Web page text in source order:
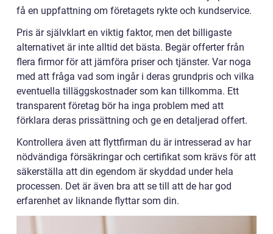
få en uppfattning om företagets rykte och kundservice.
Pris är självklart en viktig faktor, men det billigaste
alternativet är inte alltid det bästa. Begär offerter från
flera firmor för att jämföra priser och tjänster. Var noga
med att fråga vad som ingår i deras grundpris och vilka
eventuella tilläggskostnader som kan tillkomma. Ett
transparent företag bör ha inga problem med att
förklara deras prissättning och ge en detaljerad offert.
Kontrollera även att flyttfirman du är intresserad av har
nödvändiga försäkringar och certifikat som krävs för att
säkerställa att din egendom är skyddad under hela
processen. Det är även bra att se till att de har god
erfarenhet av liknande flyttar som din.